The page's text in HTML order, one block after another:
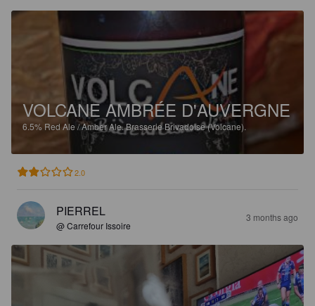
VOLCANE AMBRÉE D'AUVERGNE
6.5% Red Ale / Amber Ale.Brasserie Brivadoise (Volcane).
2.0
PIERREL
@ Carrefour Issoire
3 months ago